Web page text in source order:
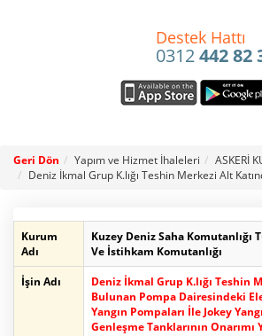
Destek Hattı
0312442 82
Geri Dön Yapım ve Hizmet İhaleleri
ASKERİ
Deniz İkmal Grup K.lığı Teshin Merkezi Alt
Kurum
Adı
Kuzey Deniz Saha Komutanlığı
Ve İstihkam Komutanlığı
İşin Adı
Deniz İkmal Grup K.lığı Teshin
Bulunan Pompa Dairesindeki
Yangın Pompaları İle Jokey
Genleşme Tanklarının Onarımı